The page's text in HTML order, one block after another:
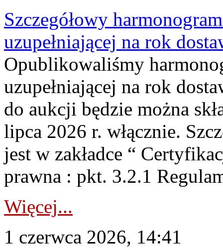
Szczegółowy
uzupełniającej na rok
Opublikowaliśmy
uzupełniającej na rok
do aukcji będzie można
lipca 2026 r. włącznie.
jest w zakładce “
prawna : pkt. 3.2.1
Więcej...
1 czerwca 2026, 14:41